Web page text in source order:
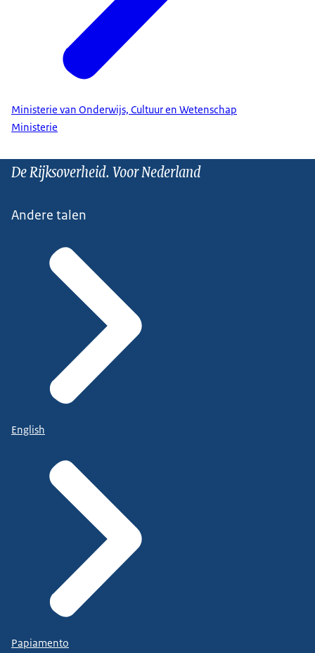
Ministerie van Onderwijs, Cultuur en Wetenschap
Ministerie
De Rijksoverheid. Voor Nederland
Andere talen
English
Papiamento